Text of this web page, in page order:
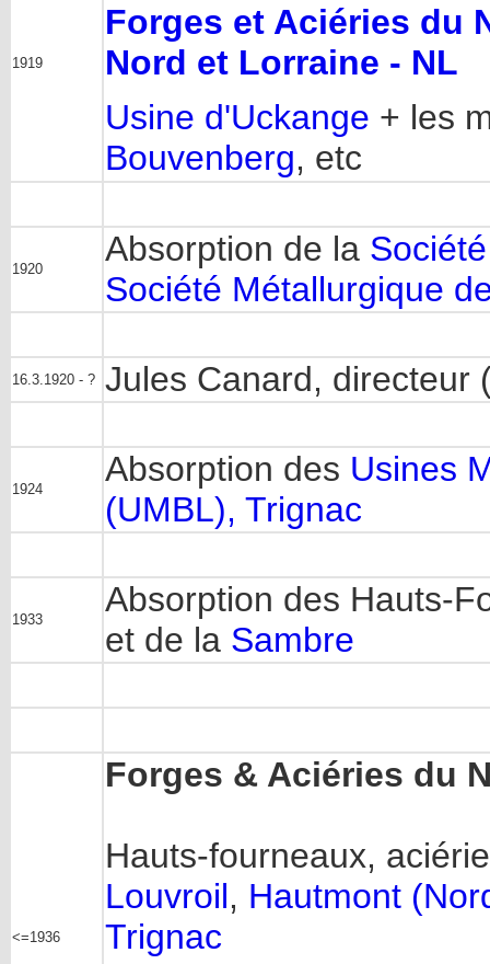
1919
Forges et Aciéries du
Nord et Lorraine - NL
Usine d'Uckange + les
Bouvenberg, etc
1920
Absorption de la
Société Métallurgique
16.3.1920 - ? Jules Canard, directeur
1924
Absorption des Usines
(UMBL), Trignac
1933
Absorption des Hauts-
et de la Sambre
<=1936
Forges & Aciéries du
Hauts-fourneaux,
Louvroil, Hautmont
Trignac